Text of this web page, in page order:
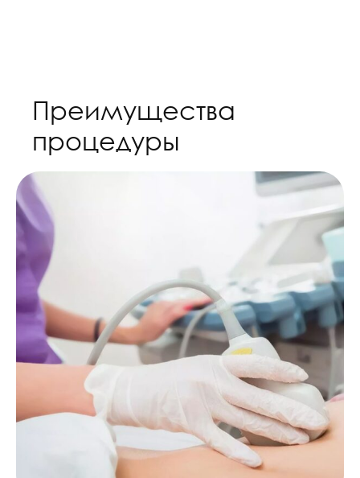
Преимущества
процедуры